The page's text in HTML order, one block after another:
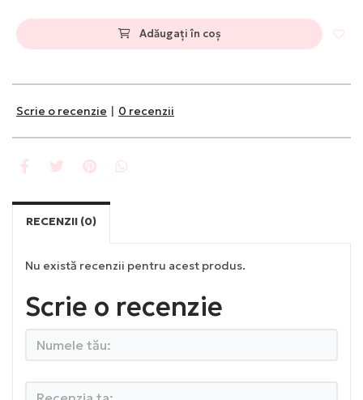
Adăugați în coș
Scrie o recenzie | 0 recenzii
RECENZII (0)
Nu există recenzii pentru acest produs.
Scrie o recenzie